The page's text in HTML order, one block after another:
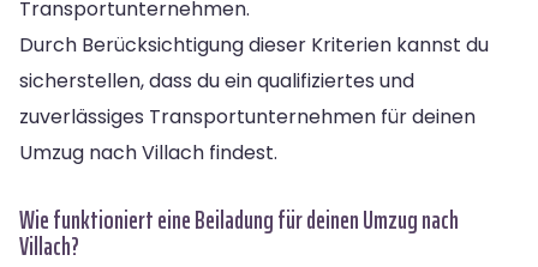
Transportunternehmen.
Durch Berücksichtigung dieser Kriterien kannst du
sicherstellen, dass du ein qualifiziertes und
zuverlässiges Transportunternehmen für deinen
Umzug nach Villach findest.
Wie funktioniert eine Beiladung für deinen Umzug nach
Villach?